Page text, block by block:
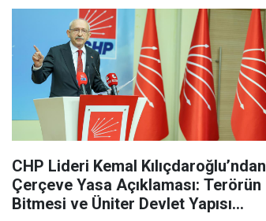
CHP Lideri Kemal Kılıçdaroğlu’ndan
Çerçeve Yasa Açıklaması: Terörün
Bitmesi ve Üniter Devlet Yapısı